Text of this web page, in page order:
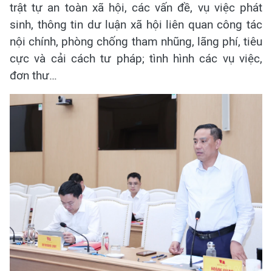
trật tự an toàn xã hội, các vấn đề, vụ việc phát
sinh, thông tin dư luận xã hội liên quan công tác
nội chính, phòng chống tham nhũng, lãng phí, tiêu
cực và cải cách tư pháp; tình hình các vụ việc,
đơn thư…